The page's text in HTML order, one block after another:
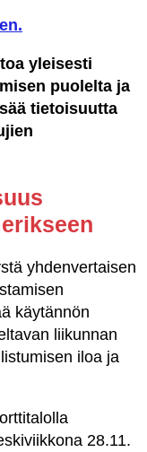
yleisesti
puolelta ja
tietoisuutta
yhdenvertaisen
käytännön
liikunnan
iloa ja
28.11.